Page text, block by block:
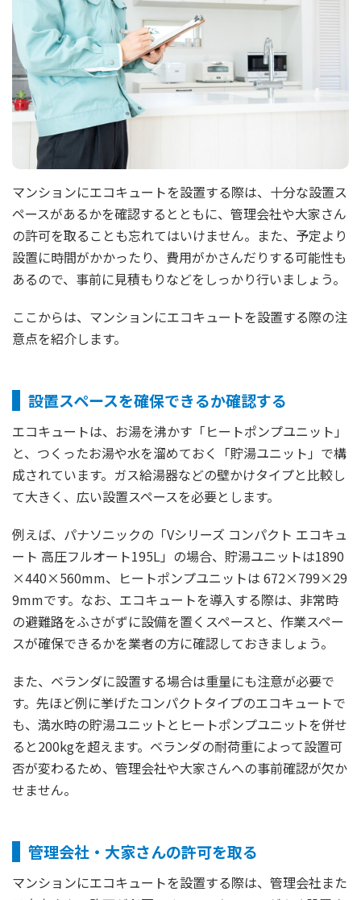
マンションにエコキュートを設置する際は、十分な設置ス
ペースがあるかを確認するとともに、管理会社や大家さん
の許可を取ることも忘れてはいけません。また、予定より
設置に時間がかかったり、費用がかさんだりする可能性も
あるので、事前に見積もりなどをしっかり行いましょう。
ここからは、マンションにエコキュートを設置する際の注
意点を紹介します。
設置スペースを確保できるか確認する
エコキュートは、お湯を沸かす「ヒートポンプユニット」
と、つくったお湯や水を溜めておく「貯湯ユニット」で構
成されています。ガス給湯器などの壁かけタイプと比較し
て大きく、広い設置スペースを必要とします。
例えば、パナソニックの「Vシリーズ コンパクト エコキュ
ート 高圧フルオート195L」の場合、貯湯ユニットは1890
×440×560mm、ヒートポンプユニットは 672×799×29
9mmです。なお、エコキュートを導入する際は、非常時
の避難路をふさがずに設備を置くスペースと、作業スペー
スが確保できるかを業者の方に確認しておきましょう。
また、ベランダに設置する場合は重量にも注意が必要で
す。先ほど例に挙げたコンパクトタイプのエコキュートで
も、満水時の貯湯ユニットとヒートポンプユニットを併せ
ると200kgを超えます。ベランダの耐荷重によって設置可
否が変わるため、管理会社や大家さんへの事前確認が欠か
せません。
管理会社・大家さんの許可を取る
マンションにエコキュートを設置する際は、管理会社また